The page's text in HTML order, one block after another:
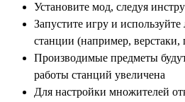
Установите мод, следуя
Запустите игру и
станции (например, верстаки,
Производимые предметы
работы станций увеличена
Для настройки множителей